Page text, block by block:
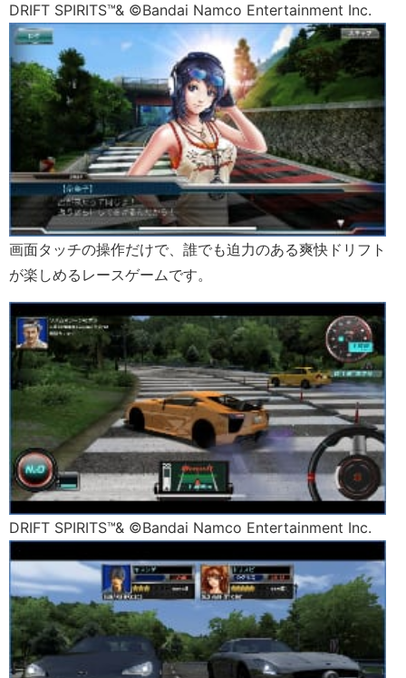
DRIFT SPIRITS™& ©Bandai Namco Entertainment Inc.
画面タッチの操作だけで、誰でも迫力のある爽快ドリフト
が楽しめるレースゲームです。
DRIFT SPIRITS™& ©Bandai Namco Entertainment Inc.